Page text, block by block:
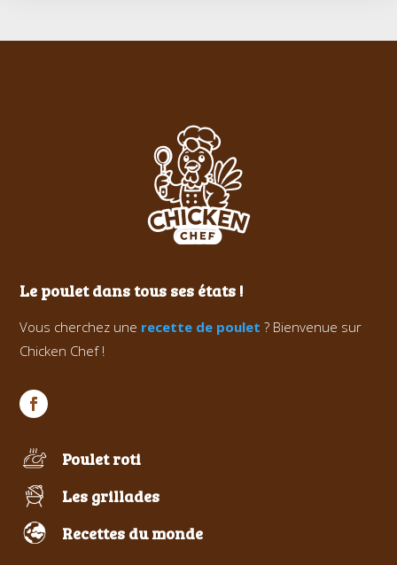
Le poulet dans tous ses états !
Vous cherchez une recette de poulet ? Bienvenue sur
Chicken Chef !
Poulet roti
Les grillades
Recettes du monde